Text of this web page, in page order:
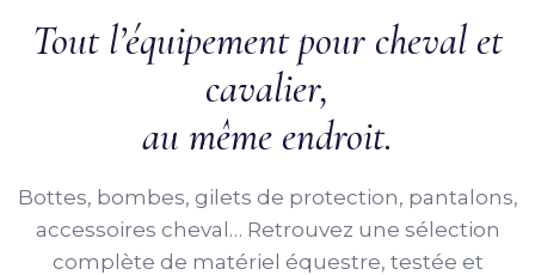
Tout l’équipement pour cheval et
cavalier,
au même endroit.
Bottes, bombes, gilets de protection, pantalons,
accessoires cheval… Retrouvez une sélection
complète de matériel équestre, testée et